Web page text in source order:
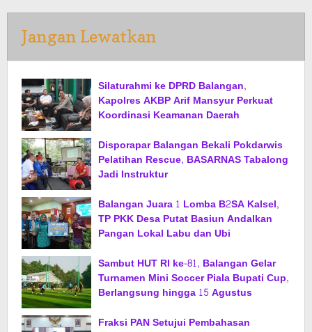
Jangan Lewatkan
Silaturahmi ke DPRD Balangan,
Kapolres AKBP Arif Mansyur Perkuat
Koordinasi Keamanan Daerah
Disporapar Balangan Bekali Pokdarwis
Pelatihan Rescue, BASARNAS Tabalong
Jadi Instruktur
Balangan Juara 1 Lomba B2SA Kalsel,
TP PKK Desa Putat Basiun Andalkan
Pangan Lokal Labu dan Ubi
Sambut HUT RI ke-81, Balangan Gelar
Turnamen Mini Soccer Piala Bupati Cup,
Berlangsung hingga 15 Agustus
Fraksi PAN Setujui Pembahasan